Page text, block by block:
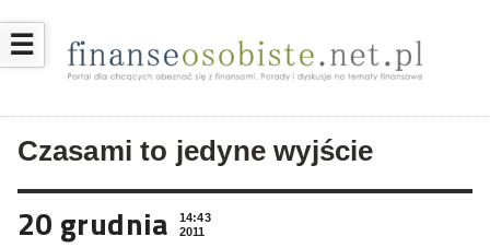
☰
Czasami to jedyne wyjście
20 grudnia
14:43
2011